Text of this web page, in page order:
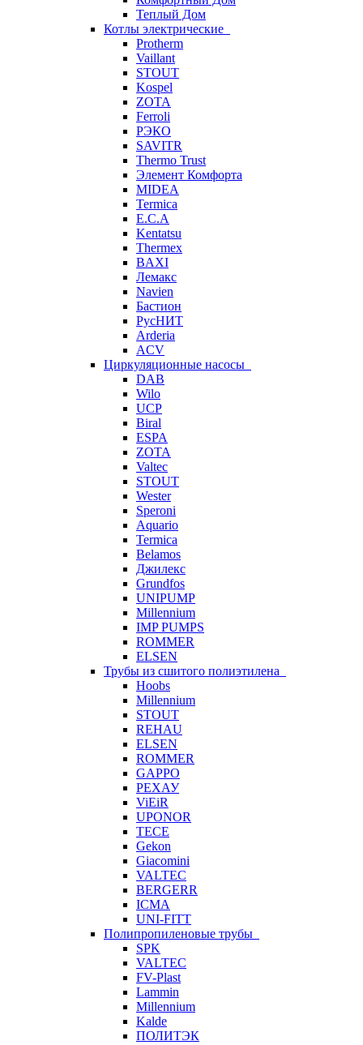
Теплый Дом
Котлы электрические
Protherm
Vaillant
STOUT
Kospel
ZOTA
Ferroli
РЭКО
SAVITR
Thermo Trust
Элемент Комфорта
MIDEA
Termica
E.C.A
Kentatsu
Thermex
BAXI
Лемакс
Navien
Бастион
РусНИТ
Arderia
ACV
Циркуляционные насосы
DAB
Wilo
UCP
Biral
ESPA
ZOTA
Valtec
STOUT
Wester
Speroni
Aquario
Termica
Belamos
Джилекс
Grundfos
UNIPUMP
Millennium
IMP PUMPS
ROMMER
ELSEN
Трубы из сшитого полиэтилена
Hoobs
Millennium
STOUT
REHAU
ELSEN
ROMMER
GAPPO
РЕХАУ
ViEiR
UPONOR
TECE
Gekon
Giacomini
VALTEC
BERGERR
ICMA
UNI-FITT
Полипропиленовые трубы
SPK
VALTEC
FV-Plast
Lammin
Millennium
Kalde
ПОЛИТЭК